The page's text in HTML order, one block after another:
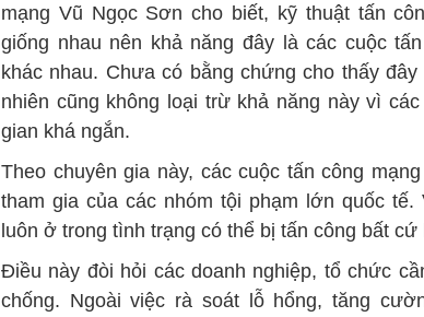
mạng Vũ Ngọc Sơn cho biết, kỹ thuật tấn
giống nhau nên khả năng đây là các cuộc
khác nhau. Chưa có bằng chứng cho thấy
nhiên cũng không loại trừ khả năng này vì
gian khá ngắn.
Theo chuyên gia này, các cuộc tấn công
tham gia của các nhóm tội phạm lớn quốc
luôn ở trong tình trạng có thể bị tấn công bất cứ
Điều này đòi hỏi các doanh nghiệp, tổ chức
chống. Ngoài việc rà soát lỗ hổng, tăng